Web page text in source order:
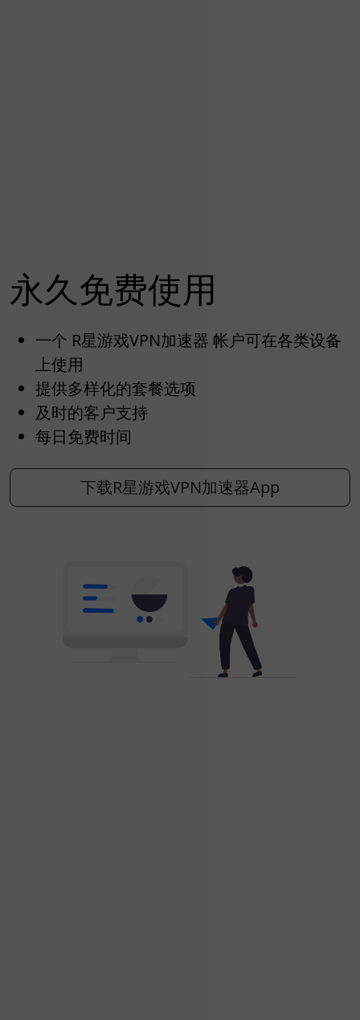
永久免费使用
一个 R星游戏VPN加速器 帐户可在各类设备
上使用
提供多样化的套餐选项
及时的客户支持
每日免费时间
下载R星游戏VPN加速器App